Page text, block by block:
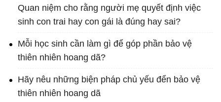
Quan niệm cho rằng người mẹ quyết định việc
sinh con trai hay con gái là đúng hay sai?
Mỗi học sinh cần làm gì để góp phần bảo vệ
thiên nhiên hoang dã?
Hãy nêu những biện pháp chủ yếu đển bảo vệ
thiên nhiên hoang dã